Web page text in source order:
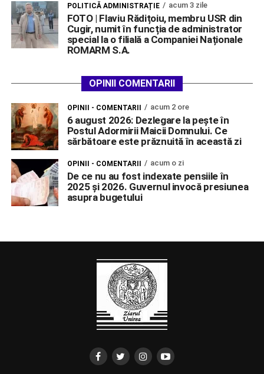
POLITICĂ ADMINISTRAȚIE acum 3 zile
FOTO | Flaviu Rădițoiu, membru USR din
Cugir, numit în funcția de administrator
special la o filială a Companiei Naționale
ROMARM S.A.
OPINII COMENTARII
OPINII - COMENTARII acum 2 ore
6 august 2026: Dezlegare la pește în
Postul Adormirii Maicii Domnului. Ce
sărbătoare este prăznuită în această zi
OPINII - COMENTARII acum o zi
De ce nu au fost indexate pensiile în
2025 și 2026. Guvernul invocă presiunea
asupra bugetului